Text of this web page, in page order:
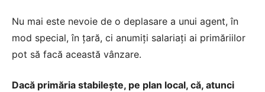
Nu mai este nevoie de o deplasare a unui agent, în
mod special, în ţară, ci anumiţi salariaţi ai primăriilor
pot să facă această vânzare.
Dacă primăria stabileşte, pe plan local, că, atunci